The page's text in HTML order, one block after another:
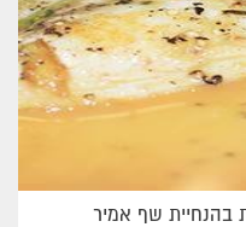
בהנחיית שף אמיר